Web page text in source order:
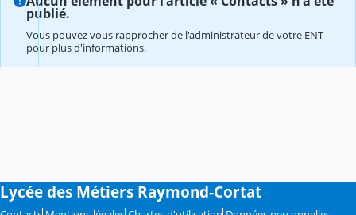
publié.
Vous pouvez vous rapprocher de l'administrateur de votre ENT
pour plus d'informations.
Lycée des Métiers Raymond-Cortat